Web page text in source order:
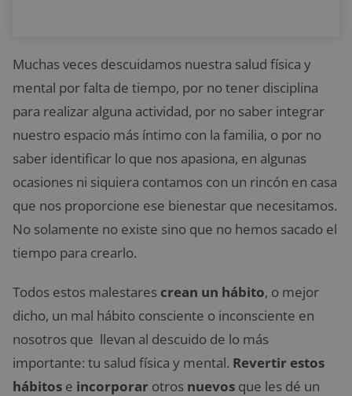
Muchas veces descuidamos nuestra salud física y
mental por falta de tiempo, por no tener disciplina
para realizar alguna actividad, por no saber integrar
nuestro espacio más íntimo con la familia, o por no
saber identificar lo que nos apasiona, en algunas
ocasiones ni siquiera contamos con un rincón en casa
que nos proporcione ese bienestar que necesitamos.
No solamente no existe sino que no hemos sacado el
tiempo para crearlo.
Todos estos malestares crean un hábito, o mejor
dicho, un mal hábito consciente o inconsciente en
nosotros que llevan al descuido de lo más
importante: tu salud física y mental. Revertir estos
hábitos e incorporar otros nuevos que les dé un